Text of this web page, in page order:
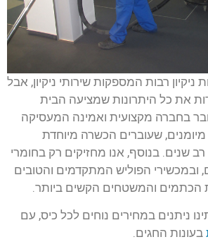
רבות המספקות שירותי ניקיון, אבל
את כל היתרונות שמציעה הבית
בחברה מקצועית ואמינה המעסיקה
מיומנים, שעוברים הכשרה מיוחדת
רב שנים. בנוסף, אנו מחזיקים רק בחומרי
ובמכשירי הפוליש המתקדמים והטובים
והמשטחים הקשים ביותר.
ניתנים במחירים נוחים לכל כיס, עם
בעונות החגים.